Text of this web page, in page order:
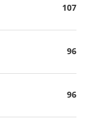
107
96
96